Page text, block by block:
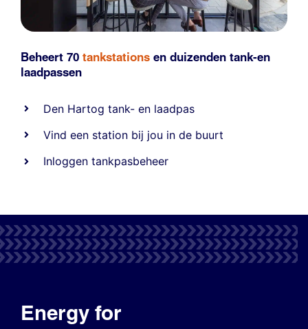
Beheert 70 tankstations en duizenden tank-en
laadpassen
Den Hartog tank- en laadpas
Vind een station bij jou in de buurt
Inloggen tankpasbeheer
Energy for